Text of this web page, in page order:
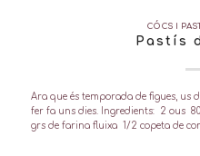
CÓCS I
Pastís
Ara que és temporada de figues, us
fer fa uns dies. Ingredients: 2 ous
grs de farina fluixa 1/2 copeta de